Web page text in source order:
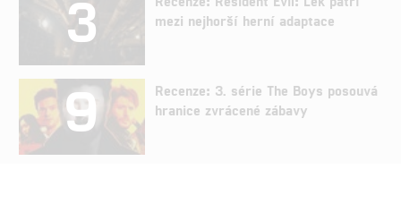
3
mezi nejhorší herní adaptace
9
Recenze: 3. série The Boys posouvá
hranice zvrácené zábavy